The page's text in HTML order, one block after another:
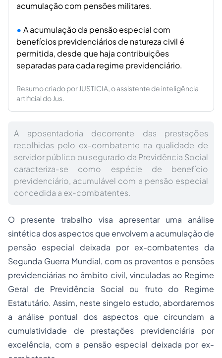
acumulação com pensões militares.
A acumulação da pensão especial com
benefícios previdenciários de natureza civil é
permitida, desde que haja contribuições
separadas para cada regime previdenciário.
Resumo criado por JUSTICIA, o assistente de inteligência
artificial do Jus.
A aposentadoria decorrente das prestações
recolhidas pelo ex-combatente na qualidade de
servidor público ou segurado da Previdência Social
caracteriza-se como espécie de benefício
previdenciário, acumulável com a pensão especial
concedida a ex-combatentes.
O presente trabalho visa apresentar uma análise
sintética dos aspectos que envolvem a acumulação de
pensão especial deixada por ex-combatentes da
Segunda Guerra Mundial, com os proventos e pensões
previdenciárias no âmbito civil, vinculadas ao Regime
Geral de Previdência Social ou fruto do Regime
Estatutário. Assim, neste singelo estudo, abordaremos
a análise pontual dos aspectos que circundam a
cumulatividade de prestações previdenciária por
excelência, com a pensão especial deixada por ex-